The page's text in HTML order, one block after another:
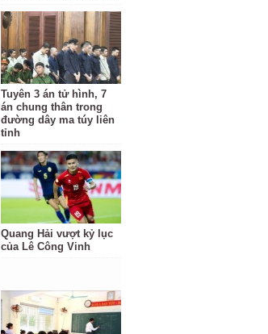
Tuyên 3 án tử hình, 7
án chung thân trong
đường dây ma túy liên
tỉnh
Quang Hải vượt kỷ lục
của Lê Công Vinh